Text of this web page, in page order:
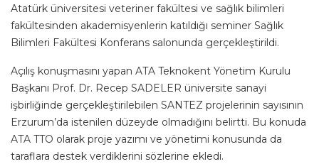
Atatürk üniversitesi veteriner fakültesi ve sağlık bilimleri
fakültesinden akademisyenlerin katıldığı seminer Sağlık
Bilimleri Fakültesi Konferans salonunda gerçekleştirildi.
Açılış konuşmasını yapan ATA Teknokent Yönetim Kurulu
Başkanı Prof. Dr. Recep SADELER üniversite sanayi
işbirliğinde gerçekleştirilebilen SANTEZ projelerinin sayısının
Erzurum’da istenilen düzeyde olmadığını belirtti. Bu konuda
ATA TTO olarak proje yazımı ve yönetimi konusunda da
taraflara destek verdiklerini sözlerine ekledi.